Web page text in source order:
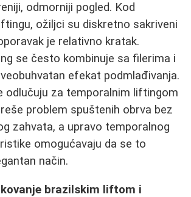
odmorniji pogled. Kod
ožiljci su diskretno sakriveni
je relativno kratak.
se često kombinuje sa filerima i
efekat podmlađivanja.
odlučuju za temporalnim liftingom
problem spuštenih obrva bez
zahvata, a upravo temporalnog
omogućavaju da se to
način.
brazilskim liftom i